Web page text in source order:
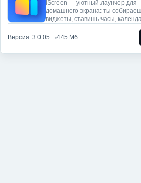
iScreen — уютный лаунчер для
домашнего экрана: ты
виджеты, ставишь часы,
Версия: 3.0.05 445 Мб